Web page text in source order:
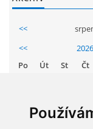
PŘEDŠKOLÁCI
JAK MOTIVOVAT
REZERVAČNÍ
<<
<<
2026
Po
Út St Čt
11 12 13